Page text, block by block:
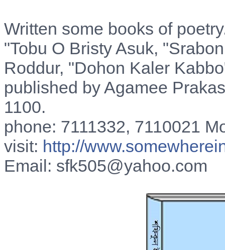
Written some books of
"Tobu O Bristy Asuk,
Roddur, "Dohon Kaler
published by Agamee
1100.
phone: 7111332, 7110021
visit: http://
Email: sfk505@yahoo.com